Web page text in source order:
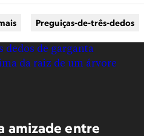
Preguiças-de-três-dedos
amizade entre